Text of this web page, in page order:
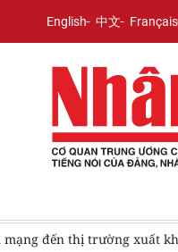
English 中文 Français
đến thị trường xuất khẩu